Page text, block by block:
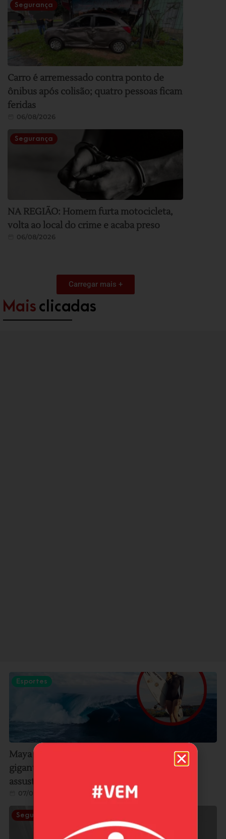
Segurança
Carro é arremessado contra ponto de
ônibus após colisão; quatro pessoas ficam
feridas
06/08/2026
Segurança
NA REGIÃO: Homem furta motocicleta,
volta ao local do crime e acaba preso
06/08/2026
Carregar mais +
Mais clicadas
Esportes
Maya Carpinelli revela bastidores de onda
gigante em Teahupoo: “Foi o momento mais
assustador e incrível da minha vida”
07/08/2026
Segurança